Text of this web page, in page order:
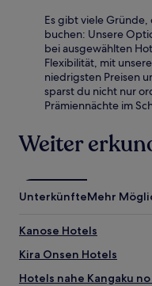
Es gibt viele Gründe,
buchen: Unsere
bei ausgewählten
Flexibilität, mit
niedrigsten Preisen
sparst du nicht nur
Prämiennächte im
Weiter
UnterkünfteMehr
Kanose Hotels
Kira Onsen Hotels
Hotels nahe Kangaku